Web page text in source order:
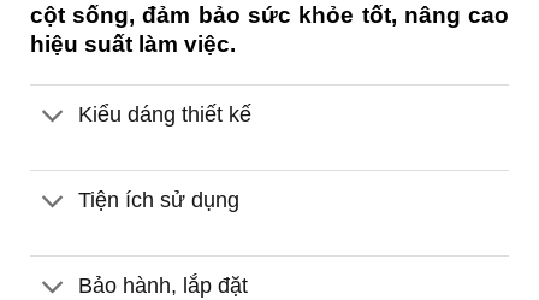
cột sống, đảm bảo sức khỏe tốt, nâng cao
hiệu suất làm việc.
Kiểu dáng thiết kế
Tiện ích sử dụng
Bảo hành, lắp đặt